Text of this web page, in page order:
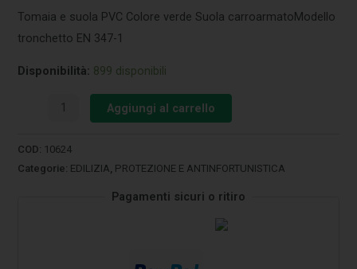
Tomaia e suola PVC Colore verde Suola carroarmatoModello
tronchetto EN 347-1
Disponibilità: 899 disponibili
Aggiungi al carrello
COD: 10624
Categorie: EDILIZIA PROTEZIONE E ANTINFORTUNISTICA
Pagamenti sicuri o ritiro